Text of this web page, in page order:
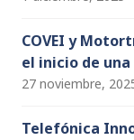
COVEI y
el inicio de
27 noviembre,
Telefónica